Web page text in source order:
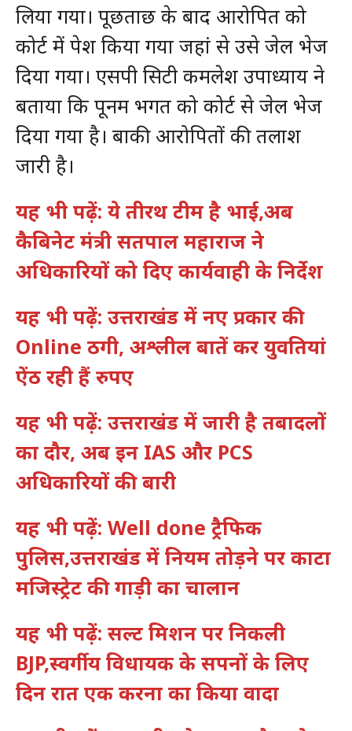
लिया गया। पूछताछ के बाद आरोपित को
कोर्ट में पेश किया गया जहां से उसे जेल भेज
दिया गया। एसपी सिटी कमलेश उपाध्याय ने
बताया कि पूनम भगत को कोर्ट से जेल भेज
दिया गया है। बाकी आरोपितों की तलाश
जारी है।
यह भी पढ़ें: ये तीरथ टीम है भाई,अब
कैबिनेट मंत्री सतपाल महाराज ने
अधिकारियों को दिए कार्यवाही के निर्देश
यह भी पढ़ें: उत्तराखंड में नए प्रकार की
Online ठगी, अश्लील बातें कर युवतियां
ऐंठ रही हैं रुपए
यह भी पढ़ें: उत्तराखंड में जारी है तबादलों
का दौर, अब इन IAS और PCS
अधिकारियों की बारी
यह भी पढ़ें: Well done ट्रैफिक
पुलिस,उत्तराखंड में नियम तोड़ने पर काटा
मजिस्ट्रेट की गाड़ी का चालान
यह भी पढ़ें: सल्ट मिशन पर निकली
BJP,स्वर्गीय विधायक के सपनों के लिए
दिन रात एक करना का किया वादा